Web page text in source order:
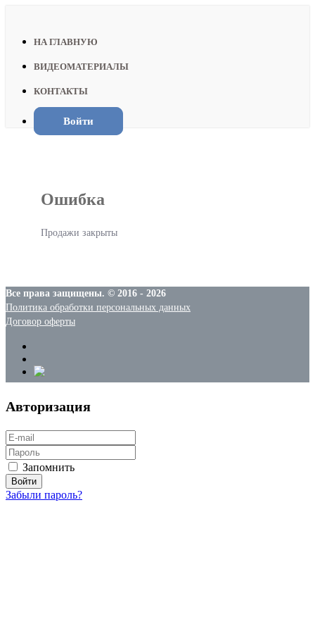
НА ГЛАВНУЮ
ВИДЕОМАТЕРИАЛЫ
КОНТАКТЫ
Войти
Ошибка
Продажи закрыты
Все права защищены. © 2016 - 2026
Политика обработки персональных данных
Договор оферты
Авторизация
Запомнить
Забыли пароль?